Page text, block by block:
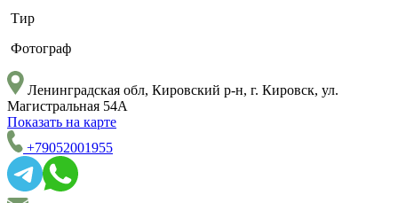
Тир
Фотограф
Ленинградская обл, Кировский р-н, г. Кировск, ул.
Магистральная 54А
Показать на карте
+79052001955